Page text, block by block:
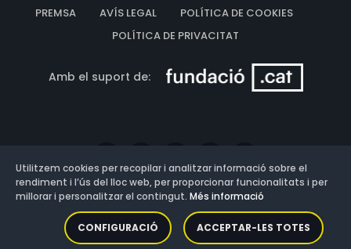
PREMSA
AVÍS LEGAL
POLÍTICA DE COOKIES
POLÍTICA DE PRIVACITAT
Amb el suport de:
Versió: 3.13.0.202607011342
Utilitzem cookies per recopilar i analitzar informació sobre el
rendiment i l’ús del lloc web, per proporcionar funcionalitats i per
millorar i personalitzar el contingut. Més informació
CONFIGURACIÓ ACCEPTAR-LES TOTES